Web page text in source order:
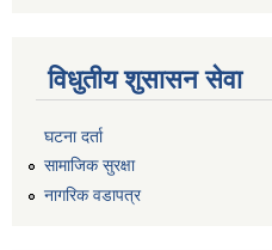
विधुतीय शुसासन सेवा
घटना दर्ता
सामाजिक सुरक्षा
नागरिक वडापत्र